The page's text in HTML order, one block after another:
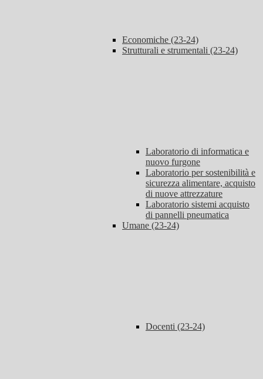
Economiche (23-24)
Strutturali e strumentali (23-24)
Laboratorio di informatica e
nuovo furgone
Laboratorio per sostenibilità e
sicurezza alimentare, acquisto
di nuove attrezzature
Laboratorio sistemi acquisto
di pannelli pneumatica
Umane (23-24)
Docenti (23-24)